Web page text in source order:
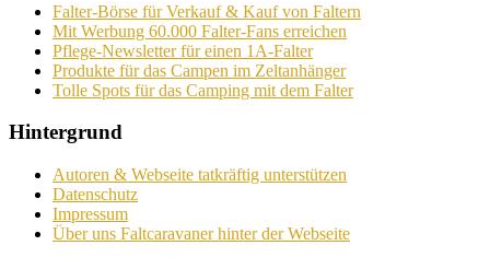
Falter-Börse für Verkauf & Kauf von Faltern
Mit Werbung 60.000 Falter-Fans erreichen
Pflege-Newsletter für einen 1A-Falter
Produkte für das Campen im Zeltanhänger
Tolle Spots für das Camping mit dem Falter
Hintergrund
Autoren & Webseite tatkräftig unterstützen
Datenschutz
Impressum
Über uns Faltcaravaner hinter der Webseite